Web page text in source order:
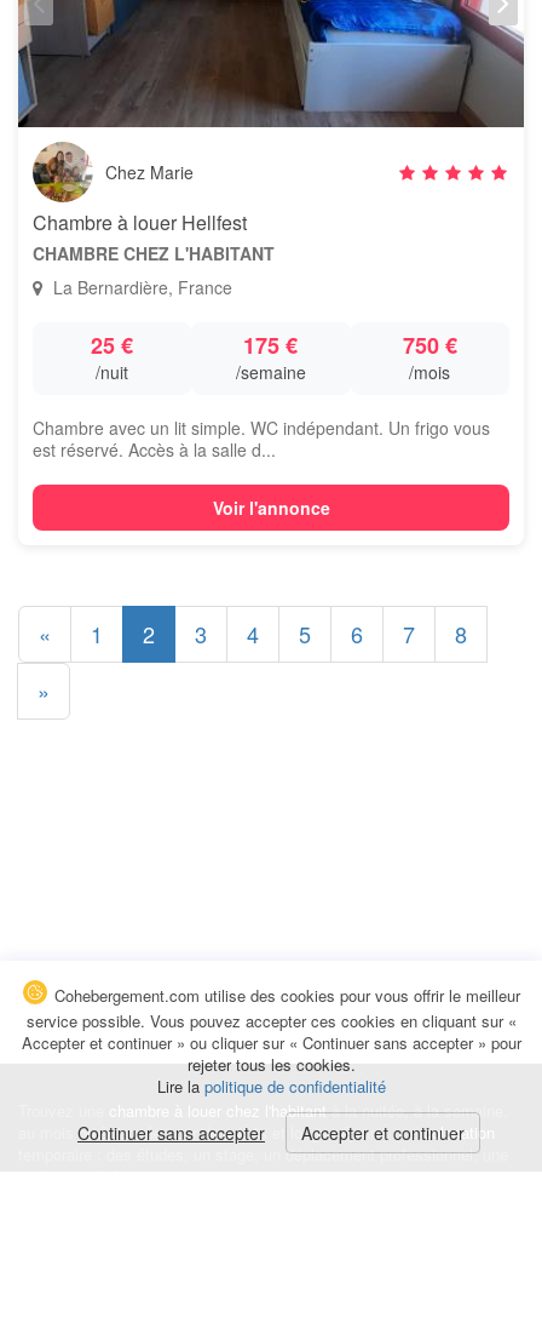
Chez Marie
Chambre à louer Hellfest
CHAMBRE CHEZ L'HABITANT
La Bernardière, France
25 €
/nuit
175 €
/semaine
750 €
/mois
Chambre avec un lit simple. WC indépendant. Un frigo vous
est réservé. Accès à la salle d...
Voir l'annonce
« 1 2 3 4 5 6 7
8
»
chambre à louer chez l'habitantà la nuitée, à la semaine,
au mois ou à l'année pour de courts et longs séjours, unecolocation
temporaire : des études, un stage, un déplacement professionnel, une
Cohebergement.com utilise des cookies pour vous offrir le meilleur
service possible. Vous pouvez accepter ces cookies en cliquant sur «
Accepter et continuer » ou cliquer sur « Continuer sans accepter » pour
rejeter tous les cookies.
Lire la politique de confidentialité
Continuer sans accepter Accepter et continuer